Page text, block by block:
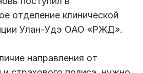
отделение клинической
Улан-Удэ ОАО «РЖД».
направления от